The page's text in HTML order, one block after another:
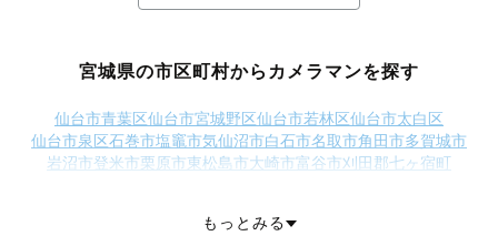
宮城県の市区町村からカメラマンを探す
仙台市青葉区仙台市宮城野区仙台市若林区仙台市太白区
仙台市泉区石巻市塩竈市気仙沼市白石市名取市角田市多賀城市
岩沼市登米市栗原市東松島市大崎市富谷市刈田郡七ヶ宿町
宮城郡利府町黒川郡大和町
もっとみる